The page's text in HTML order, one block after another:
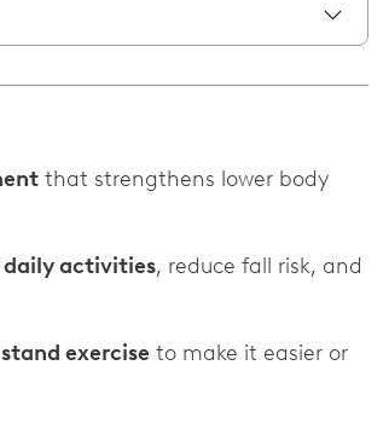
that strengthens lower body
daily activities, reduce fall risk, and
exercise to make it easier or